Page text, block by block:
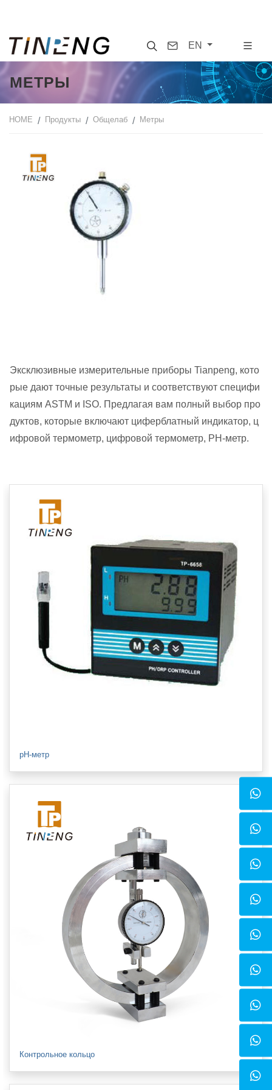
SearchContact
EN
МЕТРЫ
HOME Продукты Общелаб Метры
Эксклюзивные измерительные приборы Tianpeng, кото
рые дают точные результаты и соответствуют специфи
кациям ASTM и ISO. Предлагая вам полный выбор про
дуктов, которые включают циферблатный индикатор, ц
ифровой термометр, цифровой термометр, PH-метр.
pH-метр
Контрольное кольцо